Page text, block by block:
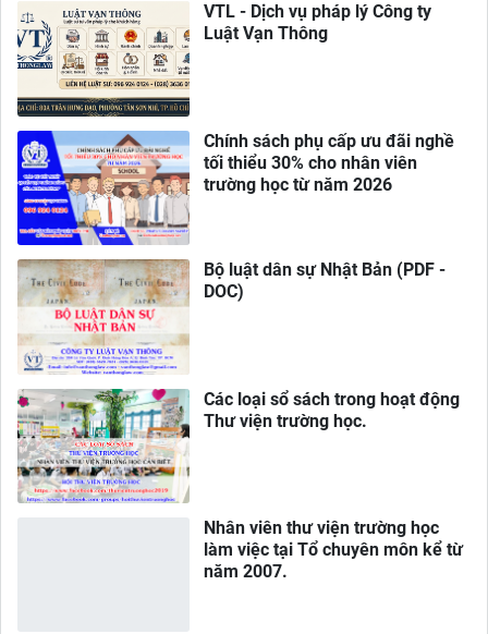
VTL - Dịch vụ pháp lý Công ty
Luật Vạn Thông
Chính sách phụ cấp ưu đãi nghề
tối thiểu 30% cho nhân viên
trường học từ năm 2026
Bộ luật dân sự Nhật Bản (PDF -
DOC)
Các loại sổ sách trong hoạt động
Thư viện trường học.
Nhân viên thư viện trường học
làm việc tại Tổ chuyên môn kể từ
năm 2007.